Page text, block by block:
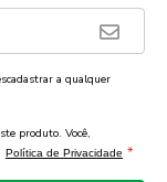
a qualquer
produto. Você,
Política de Privacidade *